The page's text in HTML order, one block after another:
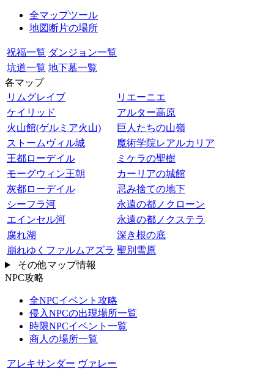
全マップツール
地図断片の場所
祝福一覧 ダンジョン一覧
坑道一覧 地下墓一覧
各マップ
リムグレイブ
リエーニエ
ケイリッド
アルター高原
火山館(ゲルミア火山)
巨人たちの山嶺
ストームヴィル城
魔術学院レアルカリア
王都ローデイル
ミケラの聖樹
モーグウィン王朝
カーリアの城館
灰都ローデイル
忌み捨ての地下
シーフラ河
永遠の都ノクローン
エインセル河
永遠の都ノクステラ
腐れ湖
深き根の底
崩れゆくファルムアズラ 聖別雪原
その他マップ情報
NPC攻略
全NPCイベント攻略
侵入NPCの出現場所一覧
時限NPCイベント一覧
商人の場所一覧
アレキサンダー ヴァレー